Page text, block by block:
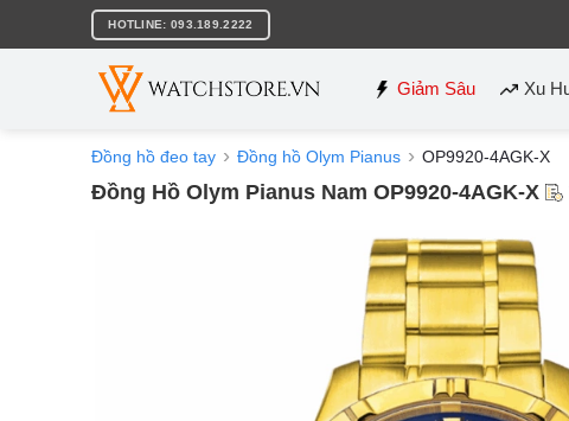
nội
HOTLINE: 093.189.2222
Giảm Sâu Xu
Đồng hồ đeo tay Đồng hồ Olym Pianus OP9920-4AGK-X
Đồng Hồ Olym Pianus Nam OP9920-4AGK-X